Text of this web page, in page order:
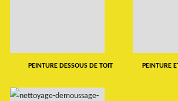
PEINTURE DESSOUS DE TOIT PEINTURE